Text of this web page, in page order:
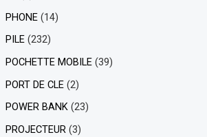
PHONE (14)
PILE (232)
POCHETTE MOBILE (39)
PORT DE CLE (2)
POWER BANK (23)
PROJECTEUR (3)